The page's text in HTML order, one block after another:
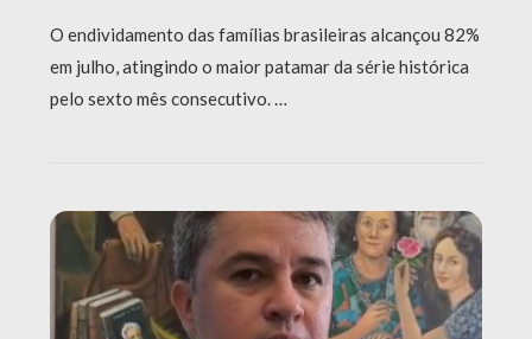
O endividamento das famílias brasileiras alcançou 82%
em julho, atingindo o maior patamar da série histórica
pelo sexto mês consecutivo. …